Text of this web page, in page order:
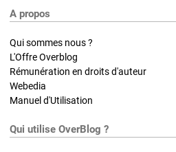
A propos
Qui sommes nous ?
L'Offre Overblog
Rémunération en droits d'auteur
Webedia
Manuel d'Utilisation
Qui utilise OverBlog ?